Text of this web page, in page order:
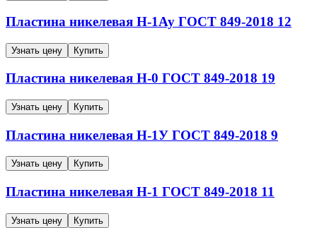
Пластина никелевая Н-1Ау ГОСТ 849-2018 12
Узнать цену Купить
Пластина никелевая Н-0 ГОСТ 849-2018 19
Узнать цену Купить
Пластина никелевая Н-1У ГОСТ 849-2018 9
Узнать цену Купить
Пластина никелевая Н-1 ГОСТ 849-2018 11
Узнать цену Купить